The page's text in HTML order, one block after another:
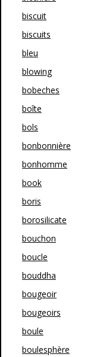
biscuit
biscuits
bleu
blowing
bobeches
boîte
bols
bonbonnière
bonhomme
book
boris
borosilicate
bouchon
boucle
bouddha
bougeoir
bougeoirs
boule
boulesphère